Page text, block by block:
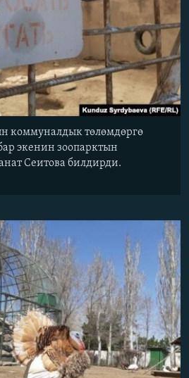
коммуналдык төлөмдөргө
экенин зоопарктын
Сеитова билдирди.